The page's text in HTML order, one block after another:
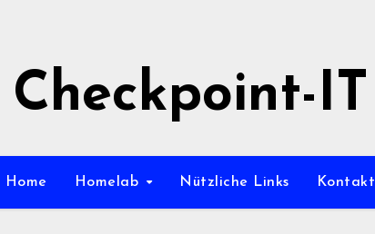
Checkpoint-IT
Home Homelab Nützliche Links Kontakt